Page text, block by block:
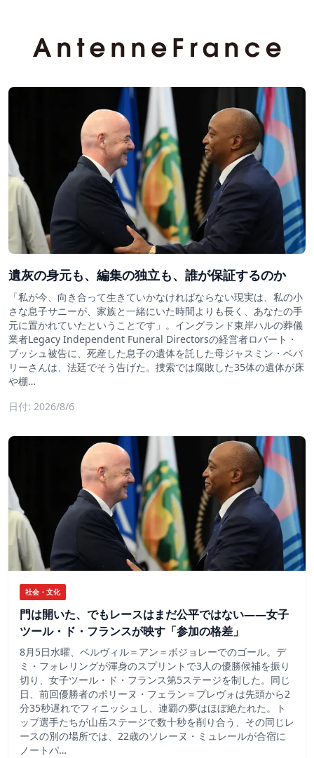
遺灰の身元も、編集の独立も、誰が保証するのか
「私が今、向き合って生きていかなければならない現実は、私の小
さな息子サニーが、家族と一緒にいた時間よりも長く、あなたの手
元に置かれていたということです」。イングランド東岸ハルの葬儀
業者Legacy Independent Funeral Directorsの経営者ロバート・
ブッシュ被告に、死産した息子の遺体を託した母ジャスミン・ベバ
リーさんは、法廷でそう告げた。捜索では腐敗した35体の遺体が床
や棚…
日付: 2026/8/6
社会・文化
門は開いた、でもレースはまだ公平ではない――女子
ツール・ド・フランスが映す「参加の格差」
8月5日水曜、ベルヴィル＝アン＝ボジョレーでのゴール。デ
ミ・フォレリングが渾身のスプリントで3人の優勝候補を振り
切り、女子ツール・ド・フランス第5ステージを制した。同じ
日、前回優勝者のポリーヌ・フェラン＝プレヴォは先頭から2
分35秒遅れでフィニッシュし、連覇の夢はほぼ絶たれた。ト
ップ選手たちが山岳ステージで数十秒を削り合う、その同じレ
ースの別の場所では、22歳のソレーヌ・ミュレールが合宿に
ノートパ…